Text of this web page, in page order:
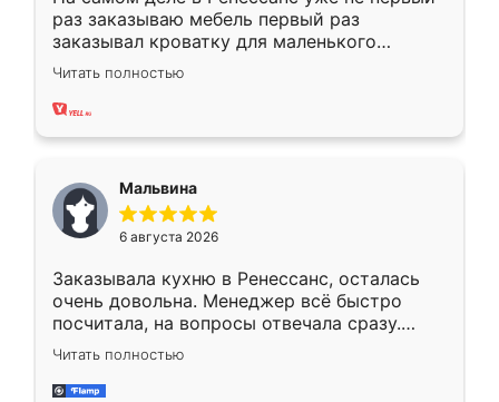
раз заказываю мебель первый раз
заказывал кроватку для маленького
ребёнка при его рождении ,во второй раз
заказал шкаф-купе. По качеству очень
хорошее сборка достаточно быстрая,
меньше, здесь же он более разнообразный.
Мне нравится ,если что-то потребуется из
мебели буду заказывать только здесь.
Читать полностью
Мальвина
6 августа 2026
Заказывала кухню в Ренессанс, осталась
очень довольна. Менеджер всё быстро
посчитала, на вопросы отвечала сразу.
Замерщик приехал в субботу, подошёл к
делу со всей ответственностью. Собрали
за день, ребята работали аккуратно, даже
Читать полностью